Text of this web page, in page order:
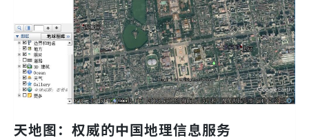
天地图：权威的中国地理信息服务